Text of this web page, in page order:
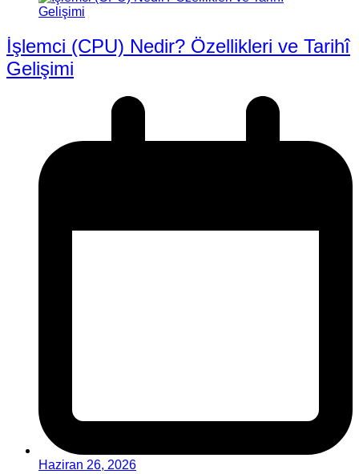
İşlemci (CPU) Nedir? Özellikleri ve Tarihî
Gelişimi
Haziran 26, 2026